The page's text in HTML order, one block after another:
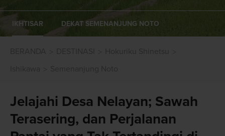
IKHTISAR DEKAT SEMENANJUNG NOTO
Jelajahi Desa Nelayan; Sawah
Terasering, dan Perjalanan